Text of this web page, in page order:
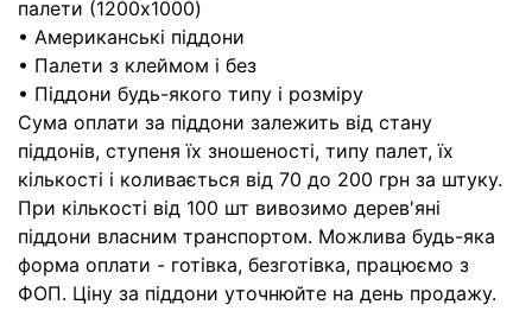
палети (1200x1000)
• Американські піддони
• Палети з клеймом і без
• Піддони будь-якого типу і розміру
Сума оплати за піддони залежить від стану
піддонів, ступеня їх зношеності, типу палет, їх
кількості і коливається від 70 до 200 грн за штуку.
При кількості від 100 шт вивозимо дерев'яні
піддони власним транспортом. Можлива будь-яка
форма оплати - готівка, безготівка, працюємо з
ФОП. Ціну за піддони уточнюйте на день продажу.